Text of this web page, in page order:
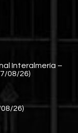
Interalmería –
08/26)
26)